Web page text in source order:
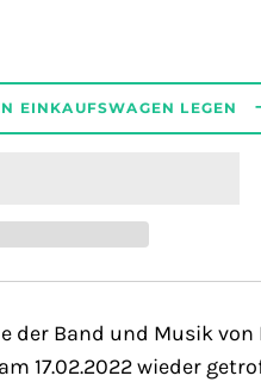
EINKAUFSWAGEN LEGEN
der Band und Musik
17.02.2022 wieder